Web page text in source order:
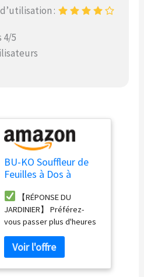
:
4/5
BU-KO Souffleur de
Feuilles à Dos à
Moteur Puissant à 2
Temps refroidi par air
– Léger avec Sangles
de Soutien
rembourrées
améliorées Lors de
l'utilisation –
【RÉPONSE DU
JARDINIER】 Préférez-
vous passer plus d'heures
à faire des travaux de
jardinage ou dépenser de
l'argent sur des outils
puissants pour faire le